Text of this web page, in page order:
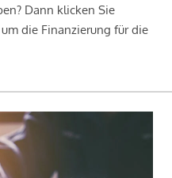
Dann klicken Sie
die Finanzierung für die